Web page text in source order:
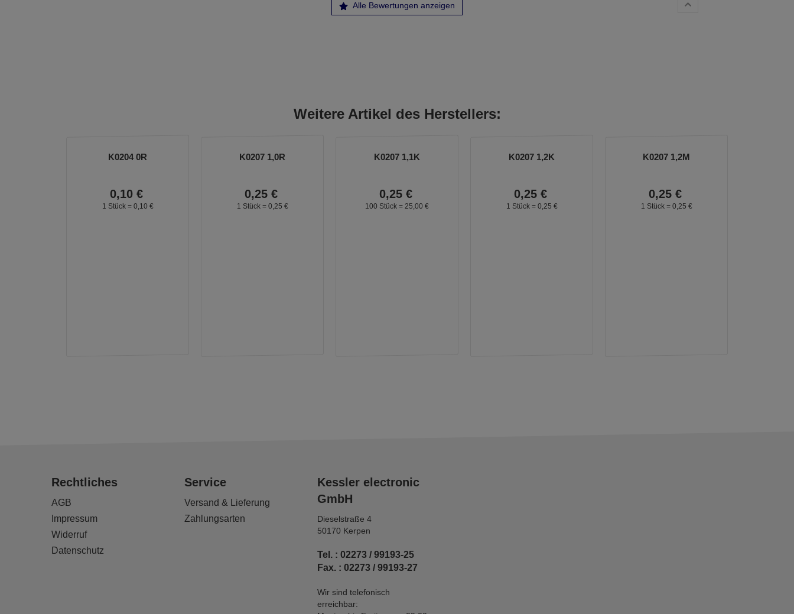
Alle Bewertungen anzeigen
Weitere Artikel des Herstellers:
K0204 0R
0,10 €
1 Stück = 0, 10 €
K0207 1,0R
0,25 €
1 Stück = 0, 25 €
K0207 1,1K
0,25 €
100 Stück = 25, 00 €
K0207 1,2K
0,25 €
1 Stück = 0, 25 €
K0207 1,2M
0,25 €
1 Stück = 0, 25 €
Rechtliches
AGB
Impressum
Widerruf
Datenschutz
Service
Versand & Lieferung
Zahlungsarten
Kessler electronic
GmbH
Dieselstraße 4
50170 Kerpen
Tel. : 02273 / 99193-25
Fax. : 02273 / 99193-27
Wir sind telefonisch
erreichbar: